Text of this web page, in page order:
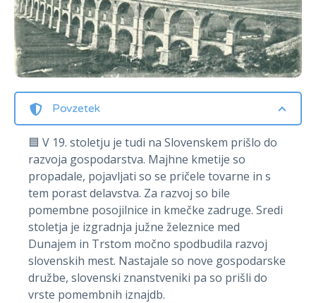
Povzetek
🟦 V 19. stoletju je tudi na Slovenskem prišlo do
razvoja gospodarstva. Majhne kmetije so
propadale, pojavljati so se pričele tovarne in s
tem porast delavstva. Za razvoj so bile
pomembne posojilnice in kmečke zadruge. Sredi
stoletja je izgradnja južne železnice med
Dunajem in Trstom močno spodbudila razvoj
slovenskih mest. Nastajale so nove gospodarske
družbe, slovenski znanstveniki pa so prišli do
vrste pomembnih iznajdb.